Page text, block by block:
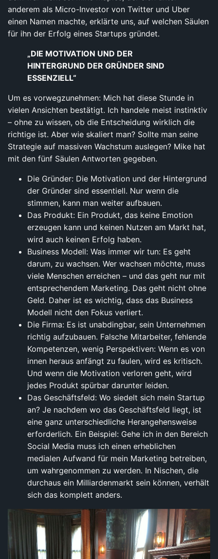
anderem als Micro-Investor von Twitter und Uber
einen Namen machte, erklärte uns, auf welchen Säulen
für ihn der Erfolg eines Startups gründet.
„DIE MOTIVATION UND DER
HINTERGRUND DER GRÜNDER SIND
ESSENZIELL“
Um es vorwegzunehmen: Mich hat diese Stunde in
vielen Ansichten bestätigt. Ich handele meist instinktiv
– ohne zu wissen, ob die Entscheidung wirklich die
richtige ist. Aber wie skaliert man? Sollte man seine
Strategie auf massiven Wachstum auslegen? Mike hat
mit den fünf Säulen Antworten gegeben.
Die Gründer: Die Motivation und der Hintergrund
der Gründer sind essentiell. Nur wenn die
stimmen, kann man weiter aufbauen.
Das Produkt: Ein Produkt, das keine Emotion
erzeugen kann und keinen Nutzen am Markt hat,
wird auch keinen Erfolg haben.
Business Modell: Was immer wir tun: Es geht
darum, zu wachsen. Wer wachsen möchte, muss
viele Menschen erreichen – und das geht nur mit
entsprechendem Marketing. Das geht nicht ohne
Geld. Daher ist es wichtig, dass das Business
Modell nicht den Fokus verliert.
Die Firma: Es ist unabdingbar, sein Unternehmen
richtig aufzubauen. Falsche Mitarbeiter, fehlende
Kompetenzen, wenig Perspektiven: Wenn es von
innen heraus anfängt zu faulen, wird es kritisch.
Und wenn die Motivation verloren geht, wird
jedes Produkt spürbar darunter leiden.
Das Geschäftsfeld: Wo siedelt sich mein Startup
an? Je nachdem wo das Geschäftsfeld liegt, ist
eine ganz unterschiedliche Herangehensweise
erforderlich. Ein Beispiel: Gehe ich in den Bereich
Social Media muss ich einen erheblichen
medialen Aufwand für mein Marketing betreiben,
um wahrgenommen zu werden. In Nischen, die
durchaus ein Milliardenmarkt sein können, verhält
sich das komplett anders.